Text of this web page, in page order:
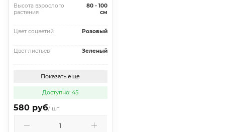
Высота взрослого
растения
80 - 100
см
Цвет соцветий Розовый
Цвет листьев Зеленый
Показать еще
Доступно: 45
580 руб/ шт